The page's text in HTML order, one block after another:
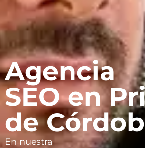
Agencia
SEO en
de
En nuestra